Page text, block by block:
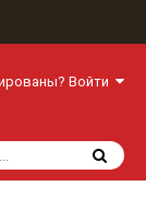
Войти